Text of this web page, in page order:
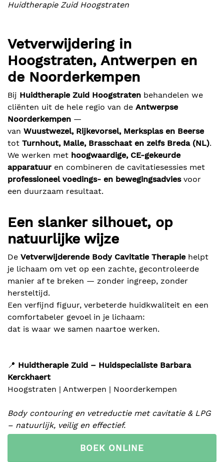
Huidtherapie Zuid Hoogstraten
Vetverwijdering in
Hoogstraten, Antwerpen en
de Noorderkempen
Bij Huidtherapie Zuid Hoogstraten behandelen we
cliënten uit de hele regio van de Antwerpse
Noorderkempen —
van Wuustwezel, Rijkevorsel, Merksplas en Beerse
tot Turnhout, Malle, Brasschaat en zelfs Breda (NL).
We werken met hoogwaardige, CE-gekeurde
apparatuur en combineren de cavitatiesessies met
professioneel voedings- en bewegingsadviesvoor
een duurzaam resultaat.
Een slanker silhouet, op
natuurlijke wijze
De Vetverwijderende Body Cavitatie Therapiehelpt
je lichaam om vet op een zachte, gecontroleerde
manier af te breken — zonder ingreep, zonder
hersteltijd.
Een verfijnd figuur, verbeterde huidkwaliteit en een
comfortabeler gevoel in je lichaam:
dat is waar we samen naartoe werken.
📍 Huidtherapie Zuid – Huidspecialiste Barbara
Kerckhaert
Hoogstraten | Antwerpen | Noorderkempen
Body contouring en vetreductie met cavitatie & LPG
– natuurlijk, veilig en effectief.
BOEK ONLINE